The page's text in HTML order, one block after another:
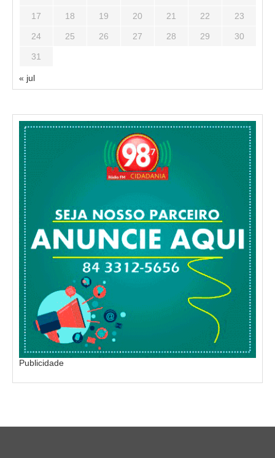
17 18 19 20 21 22 23
24 25 26 27 28 29 30
31
« jul
Publicidade